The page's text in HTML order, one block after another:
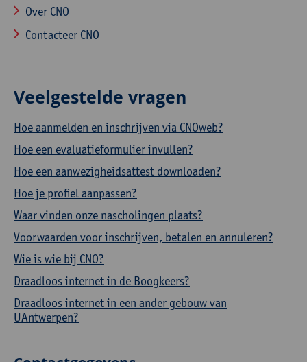
Over CNO
Contacteer CNO
Veelgestelde vragen
Hoe aanmelden en inschrijven via CNOweb?
Hoe een evaluatieformulier invullen?
Hoe een aanwezigheidsattest downloaden?
Hoe je profiel aanpassen?
Waar vinden onze nascholingen plaats?
Voorwaarden voor inschrijven, betalen en annuleren?
Wie is wie bij CNO?
Draadloos internet in de Boogkeers?
Draadloos internet in een ander gebouw van
UAntwerpen?